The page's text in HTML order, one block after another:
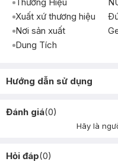
Xuất xứ thương hiệu
Nơi sản xuất
Dung Tích
Hướng dẫn sử dụng
Đánh giá(0)
Hãy là
Hỏi đáp(0)